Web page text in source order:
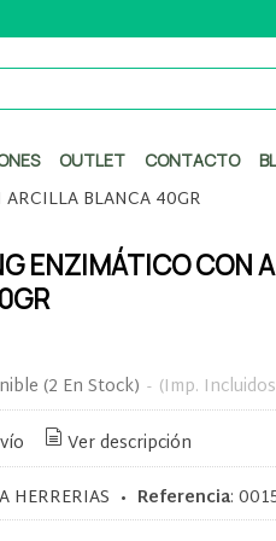
OUTLET CONTACTO
BLANCA 40GR
ENZIMÁTICO CON
(2 En Stock) - (Imp.
Ver descripción
HERRERIAS • Referencia: